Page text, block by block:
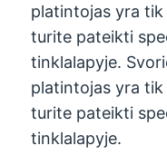
platintojas yra tik
turite pateikti
tinklalapyje.
platintojas yra tik
turite pateikti
tinklalapyje.